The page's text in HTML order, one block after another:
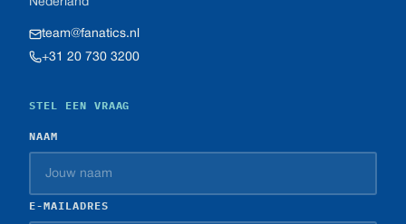
team@fanatics.nl
+31 20 730 3200
STEL EEN VRAAG
NAAM
E-MAILADRES